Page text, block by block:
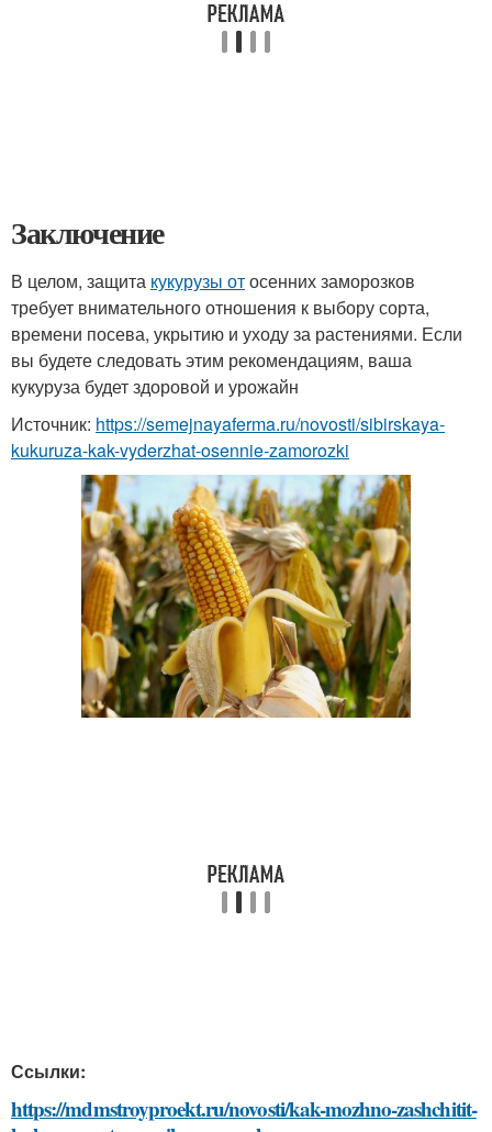
Заключение
В целом, защита кукурузы отосенних заморозков
требует внимательного отношения к выбору сорта,
времени посева, укрытию и уходу за растениями. Если
вы будете следовать этим рекомендациям, ваша
кукуруза будет здоровой и урожайн
Источник: https://semejnayaferma.ru/novosti/sibirskaya-
kukuruza-kak-vyderzhat-osennie-zamorozki
Ссылки:
https://mdmstroyproekt.ru/novosti/kak-mozhno-zashchitit-